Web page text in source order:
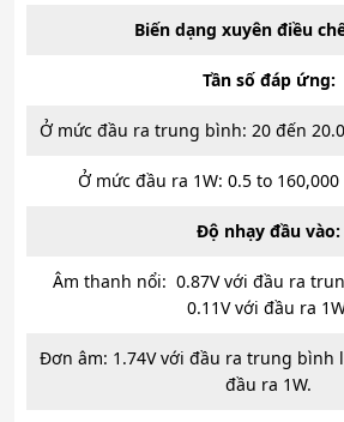
Biến dạng xuyên điều
Tần số đáp ứng:
Ở mức đầu ra trung bình: 20 đến
Ở mức đầu ra 1W: 0.5 to 160,000
Độ nhạy đầu vào:
Âm thanh nổi: 0.87V với đầu ra
0.11V với đầu ra
Đơn âm: 1.74V với đầu ra trung bình
đầu ra 1W.